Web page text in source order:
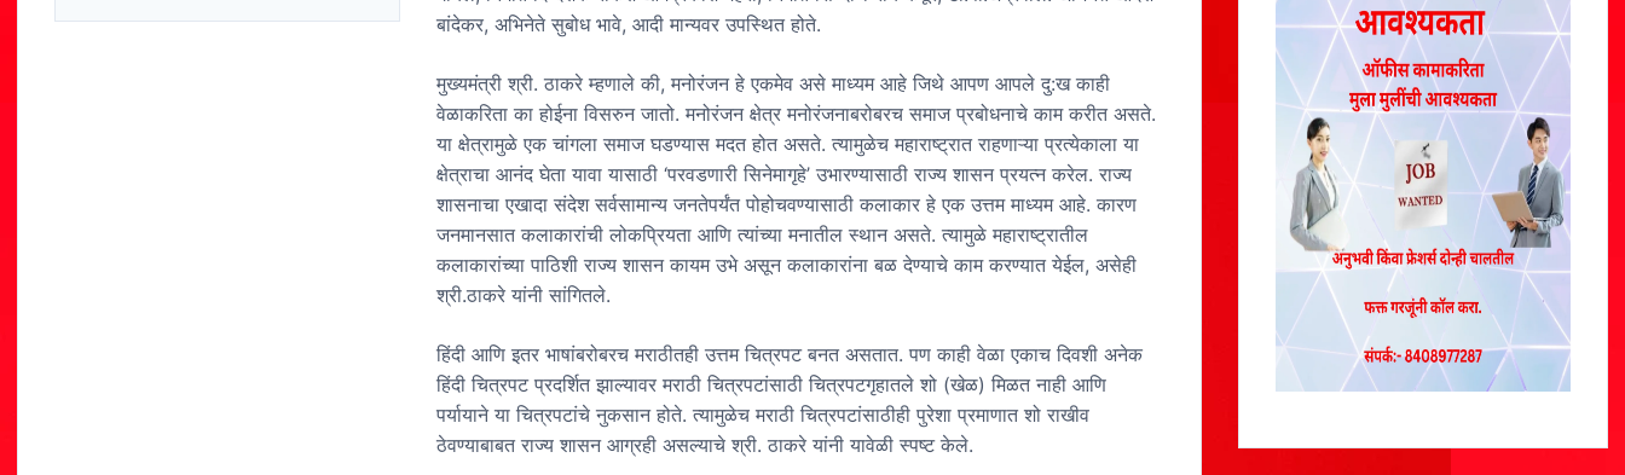
c st ai ar
बांदेकर, अभिनेते सुबोध भावे, आदी मान्यवर उपस्थित होते.
मुख्यमंत्री श्री. ठाकरे म्हणाले की, मनोरंजन हे एकमेव असे माध्यम आहे जिथे आपण आपले दु:ख काही
वेळाकरिता का होईना विसरुन जातो. मनोरंजन क्षेत्र मनोरंजनाबरोबरच समाज प्रबोधनाचे काम करीत असते.
या क्षेत्रामुळे एक चांगला समाज घडण्यास मदत होत असते. त्यामुळेच महाराष्ट्रात राहणाऱ्या प्रत्येकाला या
क्षेत्राचा आनंद घेता यावा यासाठी ‘परवडणारी सिनेमागृहे’ उभारण्यासाठी राज्य शासन प्रयत्न करेल. राज्य
शासनाचा एखादा संदेश सर्वसामान्य जनतेपर्यंत पोहोचवण्यासाठी कलाकार हे एक उत्तम माध्यम आहे. कारण
जनमानसात कलाकारांची लोकप्रियता आणि त्यांच्या मनातील स्थान असते. त्यामुळे महाराष्ट्रातील
कलाकारांच्या पाठिशी राज्य शासन कायम उभे असून कलाकारांना बळ देण्याचे काम करण्यात येईल, असेही
श्री.ठाकरे यांनी सांगितले.
हिंदी आणि इतर भाषांबरोबरच मराठीतही उत्तम चित्रपट बनत असतात. पण काही वेळा एकाच दिवशी अनेक
हिंदी चित्रपट प्रदर्शित झाल्यावर मराठी चित्रपटांसाठी चित्रपटगृहातले शो (खेळ) मिळत नाही आणि
पर्यायाने या चित्रपटांचे नुकसान होते. त्यामुळेच मराठी चित्रपटांसाठीही पुरेशा प्रमाणात शो राखीव
ठेवण्याबाबत राज्य शासन आग्रही असल्याचे श्री. ठाकरे यांनी यावेळी स्पष्ट केले.